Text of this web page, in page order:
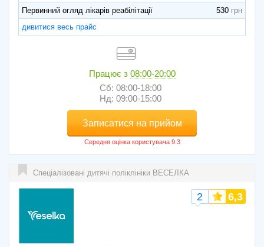
Первинний огляд лікарів реабілітації
530
дивитися весь прайс
Працює з 08:00-20:00
Сб: 08:00-18:00
Нд: 09:00-15:00
Записатися на прийом
Спеціалізовані дитячі поліклініки ВЕСЕЛКА
2 6,3